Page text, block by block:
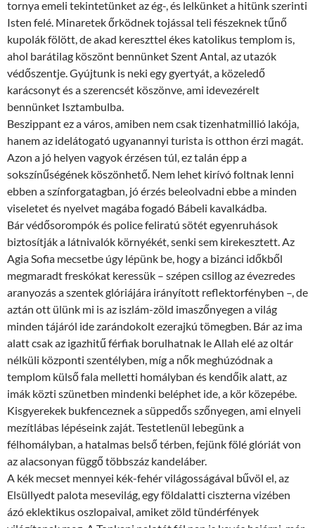
tornya emeli tekintetünket az ég-, és lelkünket a hitünk szerinti
Isten felé. Minaretek őrködnek tojással teli fészeknek tűnő
kupolák fölött, de akad kereszttel ékes katolikus templom is,
ahol barátilag köszönt bennünket Szent Antal, az utazók
védőszentje. Gyújtunk is neki egy gyertyát, a közeledő
karácsonyt és a szerencsét köszönve, ami idevezérelt
bennünket Isztambulba.
Beszippant ez a város, amiben nem csak tizenhatmillió lakója,
hanem az idelátogató ugyanannyi turista is otthon érzi magát.
Azon a jó helyen vagyok érzésen túl, ez talán épp a
sokszínűségének köszönhető. Nem lehet kirívó foltnak lenni
ebben a színforgatagban, jó érzés beleolvadni ebbe a minden
viseletet és nyelvet magába fogadó Bábeli kavalkádba.
Bár védősorompók és police feliratú sötét egyenruhások
biztosítják a látnivalók környékét, senki sem kirekesztett. Az
Agia Sofia mecsetbe úgy lépünk be, hogy a bizánci időkből
megmaradt freskókat keressük – szépen csillog az évezredes
aranyozás a szentek glóriájára irányított reflektorfényben –, de
aztán ott ülünk mi is az iszlám-zöld imaszőnyegen a világ
minden tájáról ide zarándokolt ezerajkú tömegben. Bár az ima
alatt csak az igazhitű férfiak borulhatnak le Allah elé az oltár
nélküli központi szentélyben, míg a nők meghúzódnak a
templom külső fala melletti homályban és kendőik alatt, az
imák közti szünetben mindenki beléphet ide, a kör közepébe.
Kisgyerekek bukfenceznek a süppedős szőnyegen, ami elnyeli
mezítlábas lépéseink zaját. Testetlenül lebegünk a
félhomályban, a hatalmas belső térben, fejünk fölé glóriát von
az alacsonyan függő többszáz kandeláber.
A kék mecset mennyei kék-fehér világosságával bűvöl el, az
Elsüllyedt palota mesevilág, egy földalatti ciszterna vizében
ázó eklektikus oszlopaival, amiket zöld tündérfények